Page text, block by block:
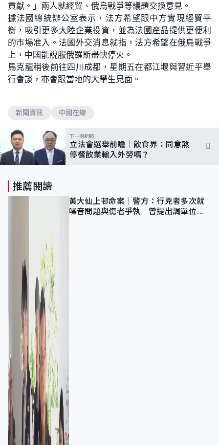
貢獻。」兩人就經貿、俄烏戰爭等議題交換意見。
據法國總統辦公室表示，法方希望跟中方實現經貿平
衡，吸引更多大陸企業投資，並為法國產品提供更便利
的市場准入。法國外交消息就指，法方希望在俄烏戰爭
上，中國能說服俄羅斯盡快停火。
馬克龍稍後前往四川成都，星期五在都江堰與習近平舉
行會談，亦會跟當地的大學生見面。
新聞資訊 中國在線
下一則新聞
立法會選舉前瞻｜飲食界：同意煞
停餐飲業輸入外勞嗎？
推薦閱讀
黃大仙上邨命案｜警方：行兇者多次就
噪音問題與傷者爭執 曾提出調單位已